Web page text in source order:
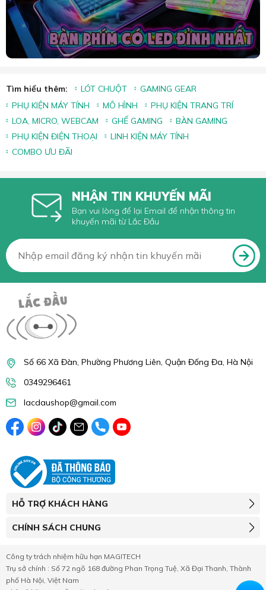
Tìm hiểu thêm: LÓT CHUỘT
GAMING GEAR
PHỤ KIỆN MÁY TÍNH
MÔ HÌNH
PHỤ KIỆN TRANG TRÍ
LOA, MICRO, WEBCAM
GHẾ GAMING
BÀN GAMING
PHỤ KIỆN ĐIỆN THOẠI
LINH KIỆN MÁY TÍNH
COMBO ƯU ĐÃI
NHẬN TIN KHUYẾN MÃI
Bạn vui lòng để lại Email để nhận thông tin
khuyến mãi từ Lắc Đầu
Số 66 Xã Đàn, Phường Phương Liên, Quận Đống Đa, Hà Nội
0349296461
lacdaushop@gmail.com
HỖ TRỢ KHÁCH HÀNG
CHÍNH SÁCH CHUNG
Công ty trách nhiệm hữu hạn MAGITECH
Trụ sở chính : Số 72 ngõ 168 đường Phan Trọng Tuệ, Xã Đại Thanh, Thành
phố Hà Nội, Việt Nam